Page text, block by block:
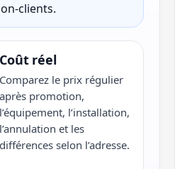
clients.
Coût réel
Comparez le prix régulier
après promotion,
l’équipement, l’installation,
l’annulation et les
différences selon l’adresse.